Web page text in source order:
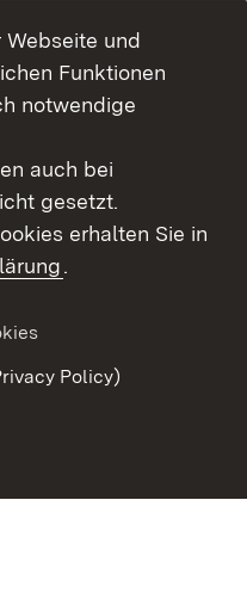
Us
Protection
und
Funktionen
notwendige
auch bei
gesetzt.
erhalten Sie in
.
Policy)